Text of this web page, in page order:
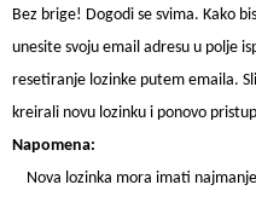
Bez brige! Dogodi se svima. Kako
unesite svoju email adresu u polje
resetiranje lozinke putem emaila.
kreirali novu lozinku i ponovo
Napomena:
Nova lozinka mora imati